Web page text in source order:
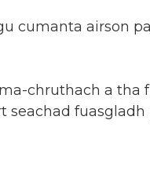
cumanta airson
chruthach a tha
seachad